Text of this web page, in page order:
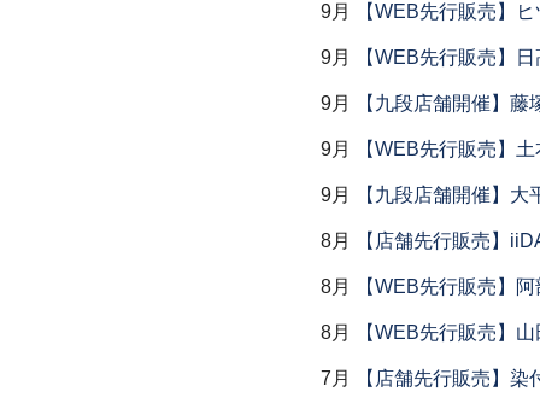
9月 【WEB先行販売】
9月 【WEB先行販売】
9月 【九段店舗開催】藤
9月 【WEB先行販売】
9月 【九段店舗開催】大
8月 【店舗先行販売】
8月 【WEB先行販売】
8月 【WEB先行販売】
7月 【店舗先行販売】染